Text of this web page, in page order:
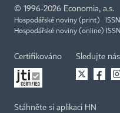
© 1996-2026 Economia, a.s.
Hospodářské noviny (print)
Hospodářské noviny (online)
Certifikováno Sledujte nás
Stáhněte si aplikaci HN